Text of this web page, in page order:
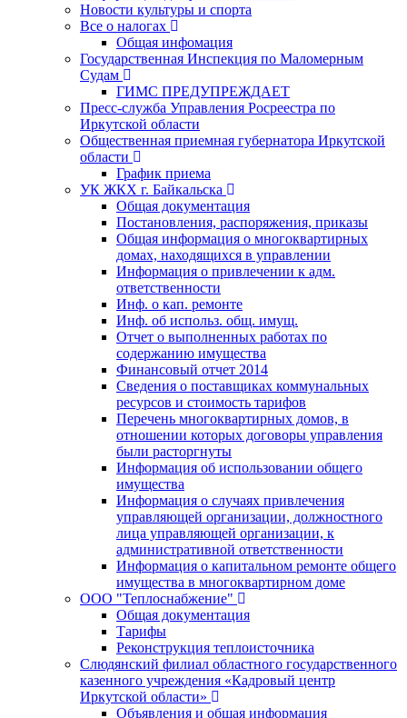
Новости культуры и спорта
Все о налогах
Общая инфомация
Государственная Инспекция по Маломерным
Судам
ГИМС ПРЕДУПРЕЖДАЕТ
Пресс-служба Управления Росреестра по
Иркутской области
Общественная приемная губернатора Иркутской
области
График приема
УК ЖКХ г. Байкальска
Общая документация
Постановления, распоряжения, приказы
Общая информация о многоквартирных
домах, находящихся в управлении
Информация о привлечении к адм.
ответственности
Инф. о кап. ремонте
Инф. об использ. общ. имущ.
Отчет о выполненных работах по
содержанию имущества
Финансовый отчет 2014
Сведения о поставщиках коммунальных
ресурсов и стоимость тарифов
Перечень многоквартирных домов, в
отношении которых договоры управления
были расторгнуты
Информация об использовании общего
имущества
Информация о случаях привлечения
управляющей организации, должностного
лица управляющей организации, к
административной ответственности
Информация о капитальном ремонте общего
имущества в многоквартирном доме
ООО "Теплоснабжение"
Общая документация
Тарифы
Реконструкция теплоисточника
Слюдянский филиал областного государственного
казенного учреждения «Кадровый центр
Иркутской области»
Объявления и общая информация